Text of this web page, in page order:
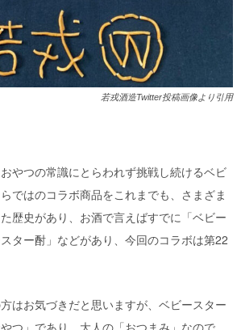
若戎酒造Twitter投稿画像より引用
やつの常識にとらわれず挑戦し続けるベビ
ではのコラボ商品をこれまでも、さまざま
歴史があり、お酒で言えばすでに「ベビー
ター酎」などがあり、今回のコラボは第22
はお気づきだと思いますが、ベビースター